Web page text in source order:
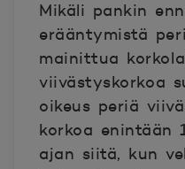
Mikäli pankin
erääntymistä
mainittua
viivästyskorkoa
oikeus periä
korkoa enintään
ajan siitä, kun